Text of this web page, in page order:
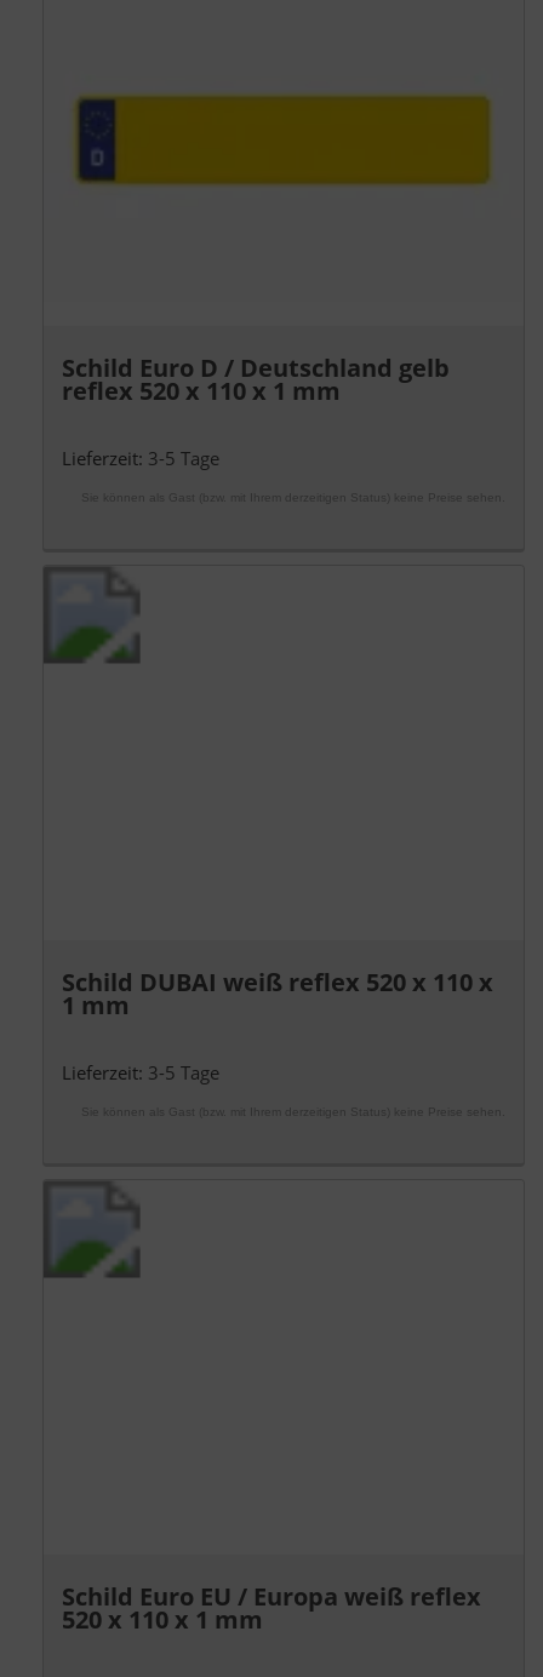
Schild Euro D / Deutschland gelb
reflex 520 x 110 x 1 mm
Lieferzeit: 3-5 Tage
Sie können als Gast (bzw. mit Ihrem derzeitigen Status) keine Preise sehen.
Schild DUBAI weiß reflex 520 x 110 x
1 mm
Lieferzeit: 3-5 Tage
Sie können als Gast (bzw. mit Ihrem derzeitigen Status) keine Preise sehen.
Schild Euro EU / Europa weiß reflex
520 x 110 x 1 mm